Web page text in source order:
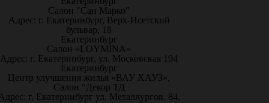
Салон "Сан Марко"
Адрес: г. Екатеринбург, Верх-Исетский
бульвар, 18
Екатеринбург
Салон «LOYMINA»
Адрес: г. Екатеринбург, ул. Московская 194
Екатеринбург
Центр улучшения жилья «ВАУ ХАУЗ»,
Салон "Декор ТД
г. Екатеринбург ул. Металлургов, 84,